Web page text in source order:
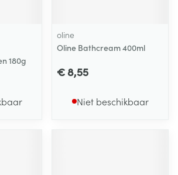
180g
oline
Oline Bathcream 400ml
€ 8,55
Niet beschikbaar